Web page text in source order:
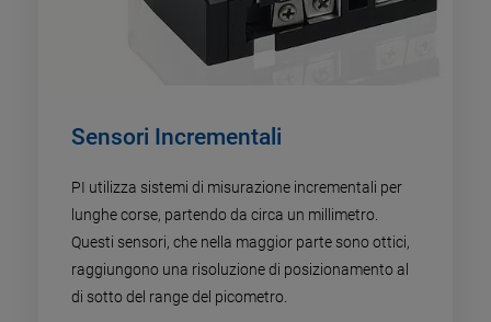
Sensori Incrementali
PI utilizza sistemi di misurazione incrementali per
lunghe corse, partendo da circa un millimetro.
Questi sensori, che nella maggior parte sono ottici,
raggiungono una risoluzione di posizionamento al
di sotto del range del picometro.